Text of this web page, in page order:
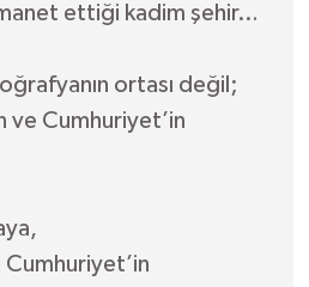
ettiği kadim şehir…
ortası değil;
ve Cumhuriyet’in